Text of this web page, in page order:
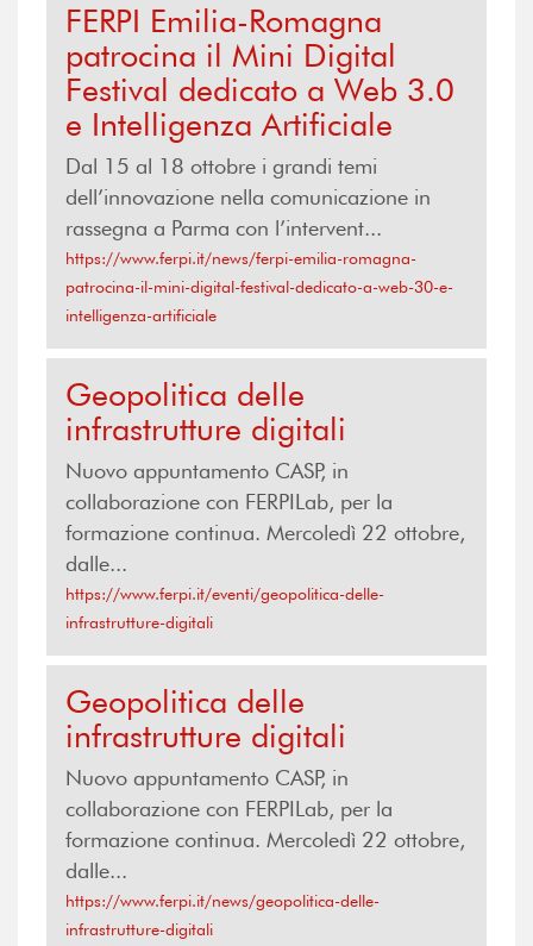
FERPI Emilia-Romagna
patrocina il Mini Digital
Festival dedicato a Web 3.0
e Intelligenza Artificiale
Dal 15 al 18 ottobre i grandi temi
dell’innovazione nella comunicazione in
rassegna a Parma con l’intervent...
https://www.ferpi.it/news/ferpi-emilia-romagna-
patrocina-il-mini-digital-festival-dedicato-a-web-30-e-
intelligenza-artificiale
Geopolitica delle
infrastrutture digitali
Nuovo appuntamento CASP, in
collaborazione con FERPILab, per la
formazione continua. Mercoledì 22 ottobre,
dalle...
https://www.ferpi.it/eventi/geopolitica-delle-
infrastrutture-digitali
Geopolitica delle
infrastrutture digitali
Nuovo appuntamento CASP, in
collaborazione con FERPILab, per la
formazione continua. Mercoledì 22 ottobre,
dalle...
https://www.ferpi.it/news/geopolitica-delle-
infrastrutture-digitali